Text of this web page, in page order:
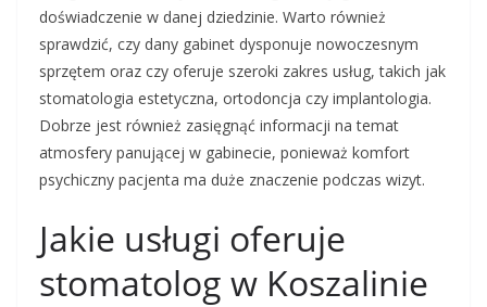
doświadczenie w danej dziedzinie. Warto również
sprawdzić, czy dany gabinet dysponuje nowoczesnym
sprzętem oraz czy oferuje szeroki zakres usług, takich jak
stomatologia estetyczna, ortodoncja czy implantologia.
Dobrze jest również zasięgnąć informacji na temat
atmosfery panującej w gabinecie, ponieważ komfort
psychiczny pacjenta ma duże znaczenie podczas wizyt.
Jakie usługi oferuje
stomatolog w Koszalinie